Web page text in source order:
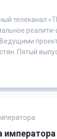
телеканал
Пятый